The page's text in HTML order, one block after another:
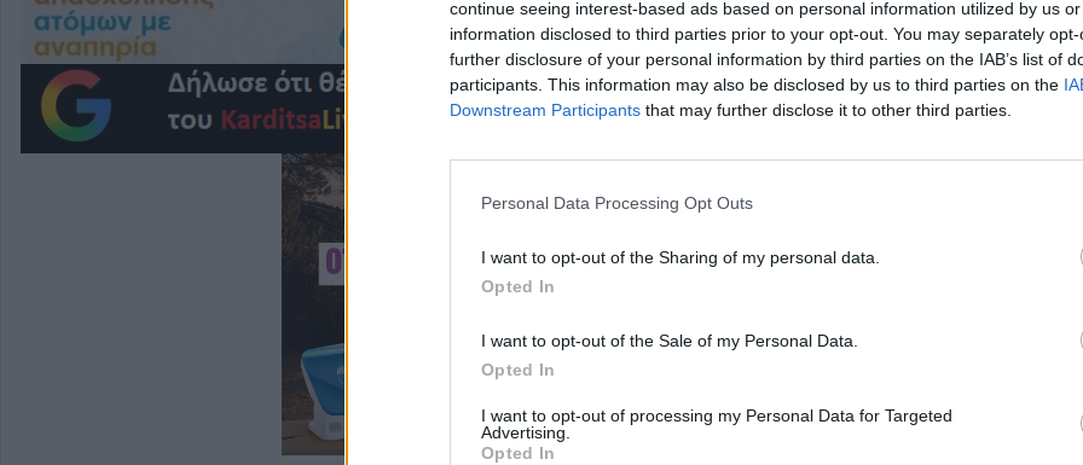
continue seeing interest-based ads based on personal information utilized by us
information disclosed to third parties prior to your opt-out. You may separately
further disclosure of your personal information by third parties on the IAB’s list of
participants. This information may also be disclosed by us to third parties on the
Downstream Participants that may further disclose it to other third parties.
Personal Data Processing Opt Outs
I want to opt-out of the Sharing of my personal data.
Opted In
I want to opt-out of the Sale of my Personal Data.
Opted In
I want to opt-out of processing my Personal Data for Targeted
Advertising.
Opted In
Την Κυριακή 9
και Τρίκαλα για
ησυχίας,
γεννητόρων